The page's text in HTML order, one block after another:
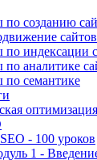
созданию
сайтов
индексации
аналитике
по семантике
- 100 уроков
1 -